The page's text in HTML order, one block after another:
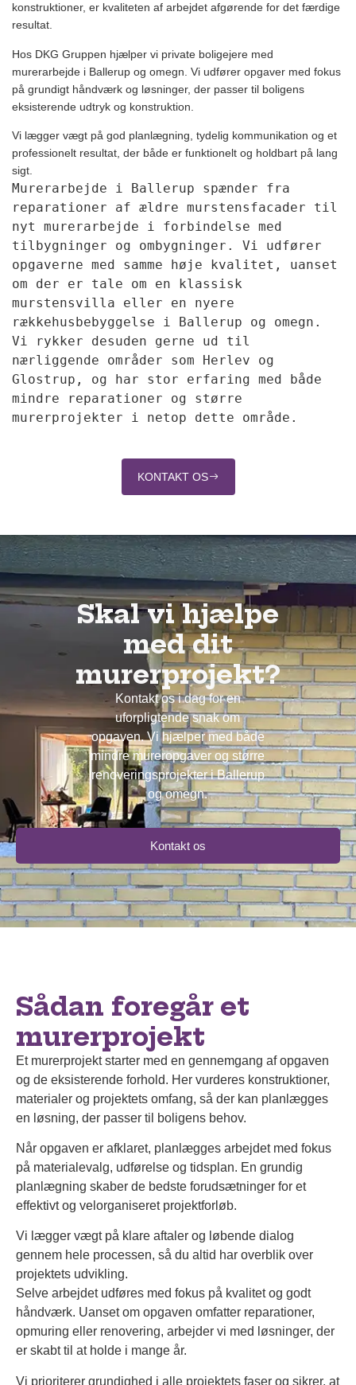
konstruktioner, er kvaliteten af arbejdet afgørende for det færdige
resultat.
Hos DKG Gruppen hjælper vi private boligejere med
murerarbejde i Ballerup og omegn. Vi udfører opgaver med fokus
på grundigt håndværk og løsninger, der passer til boligens
eksisterende udtryk og konstruktion.
Vi lægger vægt på god planlægning, tydelig kommunikation og et
professionelt resultat, der både er funktionelt og holdbart på lang
sigt.
Murerarbejde i Ballerup spænder fra
reparationer af ældre murstensfacader til
nyt murerarbejde i forbindelse med
tilbygninger og ombygninger. Vi udfører
opgaverne med samme høje kvalitet, uanset
om der er tale om en klassisk
murstensvilla eller en nyere
rækkehusbebyggelse i Ballerup og omegn.
Vi rykker desuden gerne ud til
nærliggende områder som Herlev og
Glostrup, og har stor erfaring med både
mindre reparationer og større
murerprojekter i netop dette område.
KONTAKT OS
Skal vi hjælpe
med dit
murerprojekt?
Kontakt os i dag for en
uforpligtende snak om
opgaven. Vi hjælper med både
mindre mureropgaver og større
renoveringsprojekter i Ballerup
og omegn.
Kontakt os
Sådan foregår et
murerprojekt
Et murerprojekt starter med en gennemgang af opgaven
og de eksisterende forhold. Her vurderes konstruktioner,
materialer og projektets omfang, så der kan planlægges
en løsning, der passer til boligens behov.
Når opgaven er afklaret, planlægges arbejdet med fokus
på materialevalg, udførelse og tidsplan. En grundig
planlægning skaber de bedste forudsætninger for et
effektivt og velorganiseret projektforløb.
Vi lægger vægt på klare aftaler og løbende dialog
gennem hele processen, så du altid har overblik over
projektets udvikling.
Selve arbejdet udføres med fokus på kvalitet og godt
håndværk. Uanset om opgaven omfatter reparationer,
opmuring eller renovering, arbejder vi med løsninger, der
er skabt til at holde i mange år.
Vi prioriterer grundighed i alle projektets faser og sikrer, at